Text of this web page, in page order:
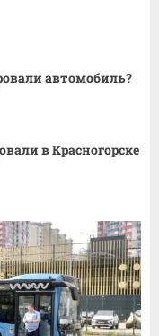
автомобиль?
в Красногорске